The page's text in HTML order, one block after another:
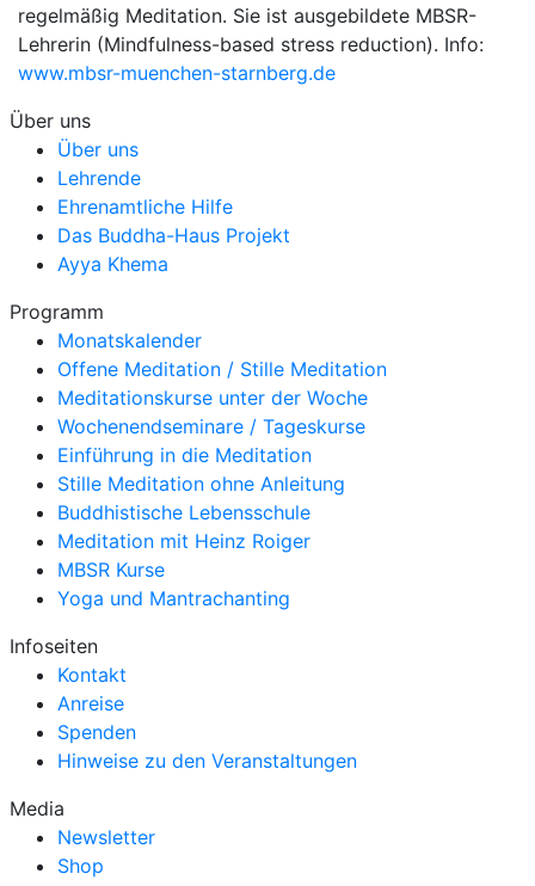
regelmäßig Meditation. Sie ist ausgebildete MBSR-
Lehrerin (Mindfulness-based stress reduction). Info:
www.mbsr-muenchen-starnberg.de
Über uns
Über uns
Lehrende
Ehrenamtliche Hilfe
Das Buddha-Haus Projekt
Ayya Khema
Programm
Monatskalender
Offene Meditation / Stille Meditation
Meditationskurse unter der Woche
Wochenendseminare / Tageskurse
Einführung in die Meditation
Stille Meditation ohne Anleitung
Buddhistische Lebensschule
Meditation mit Heinz Roiger
MBSR Kurse
Yoga und Mantrachanting
Infoseiten
Kontakt
Anreise
Spenden
Hinweise zu den Veranstaltungen
Media
Newsletter
Shop